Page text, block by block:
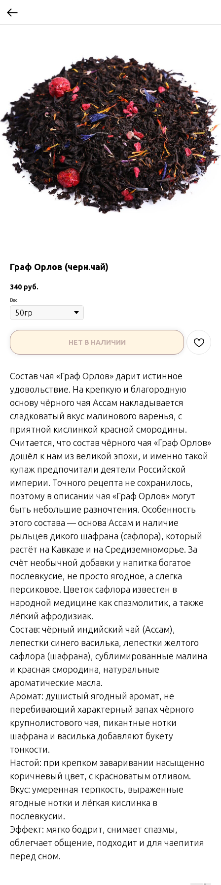
Граф Орлов (черн.чай)
340 руб.
Вес
НЕТ В НАЛИЧИИ
Состав чая «Граф Орлов» дарит истинное
удовольствие. На крепкую и благородную
основу чёрного чая Ассам накладывается
сладковатый вкус малинового варенья, с
приятной кислинкой красной смородины.
Считается, что состав чёрного чая «Граф Орлов»
дошёл к нам из великой эпохи, и именно такой
купаж предпочитали деятели Российской
империи. Точного рецепта не сохранилось,
поэтому в описании чая «Граф Орлов» могут
быть небольшие разночтения. Особенность
этого состава — основа Ассам и наличие
рыльцев дикого шафрана (сафлора), который
растёт на Кавказе и на Средиземноморье. За
счёт необычной добавки у напитка богатое
послевкусие, не просто ягодное, а слегка
персиковое. Цветок сафлора известен в
народной медицине как спазмолитик, а также
лёгкий афродизиак.
Состав: чёрный индийский чай (Ассам),
лепестки синего василька, лепестки желтого
сафлора (шафрана), сублимированные малина
и красная смородина, натуральные
ароматические масла.
Аромат: душистый ягодный аромат, не
перебивающий характерный запах чёрного
крупнолистового чая, пикантные нотки
шафрана и василька добавляют букету
тонкости.
Настой: при крепком заваривании насыщенно
коричневый цвет, с красноватым отливом.
Вкус: умеренная терпкость, выраженные
ягодные нотки и лёгкая кислинка в
послевкусии.
Эффект: мягко бодрит, снимает спазмы,
облегчает общение, подходит и для чаепития
перед сном.